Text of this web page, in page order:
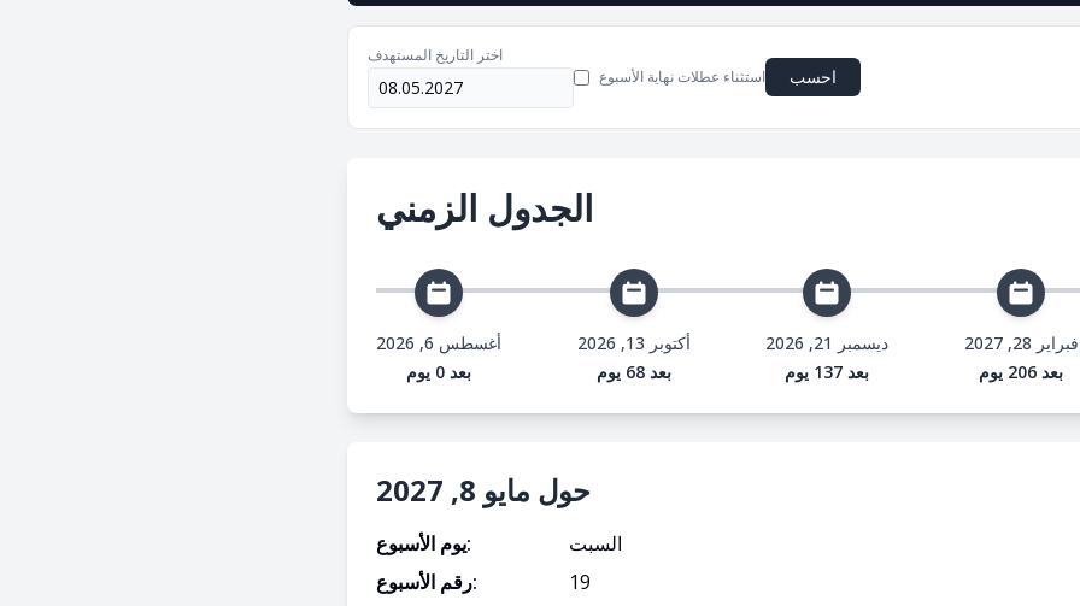
اختر التاريخ المستهدف
استثناء عطلات نهاية الأسبوع
احسب
الجدول الزمني
أغسطس 6, 2026
بعد 0 يوم
أكتوبر 13, 2026
بعد 68 يوم
ديسمبر 21, 2026
بعد 137 يوم
فبراير 28, 2027
بعد 206 يوم
حول مايو 8, 2027
يوم الأسبوع:
السبت
رقم الأسبوع:
19